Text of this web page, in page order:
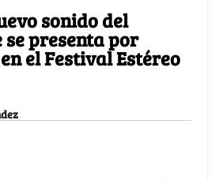
sonido del
presenta por
el Festival Estéreo